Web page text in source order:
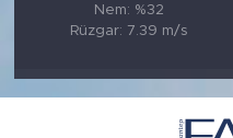
Nem: %32
Rüzgar: 7.39 m/s